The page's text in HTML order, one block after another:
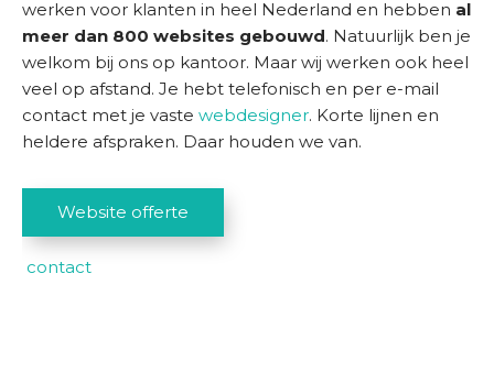
werken voor klanten in heel Nederland en hebben al
meer dan 800 websites gebouwd. Natuurlijk ben je
welkom bij ons op kantoor. Maar wij werken ook heel
veel op afstand. Je hebt telefonisch en per e-mail
contact met je vaste webdesigner. Korte lijnen en
heldere afspraken. Daar houden we van.
Website offerte
contact